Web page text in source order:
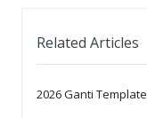
Related Articles
2026 Ganti Template